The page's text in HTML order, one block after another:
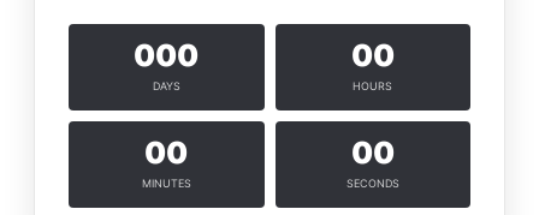
000
DAYS
00
HOURS
00
MINUTES
00
SECONDS